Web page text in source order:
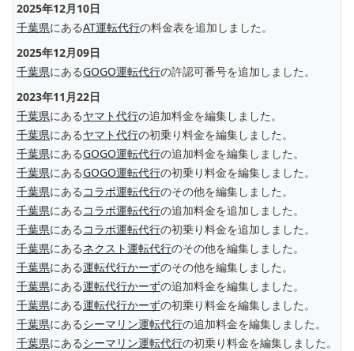
2025年12月10日
千葉県にあるAT運転代行の料金表を追加しました。
2025年12月09日
千葉県にあるGOGO運転代行の許認可番号を追加しました。
2023年11月22日
千葉県にあるヤマト代行の追加料金を編集しました。
千葉県にあるヤマト代行の初乗り料金を編集しました。
千葉県にあるGOGO運転代行の追加料金を編集しました。
千葉県にあるGOGO運転代行の初乗り料金を編集しました。
千葉県にある コラボ運転代行のその他を編集しました。
千葉県にある コラボ運転代行の追加料金を追加しました。
千葉県にある コラボ運転代行の初乗り料金を追加しました。
千葉県にあるネクスト運転代行のその他を編集しました。
千葉県にある運転代行かーずのその他を編集しました。
千葉県にある運転代行かーずの追加料金を編集しました。
千葉県にある運転代行かーずの初乗り料金を編集しました。
千葉県にあるシーマリン運転代行の追加料金を編集しました。
千葉県にあるシーマリン運転代行の初乗り料金を編集しました。